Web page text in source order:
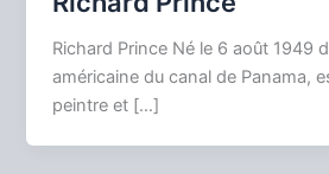
Richard Prince Né le 6 août 1949
américaine du canal de Panama,
peintre et […]